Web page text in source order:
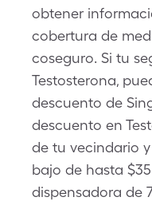
obtener
cobertura de
coseguro. Si tu
Testosterona,
descuento de
descuento en
de tu vecindario
bajo de hasta
dispensadora de